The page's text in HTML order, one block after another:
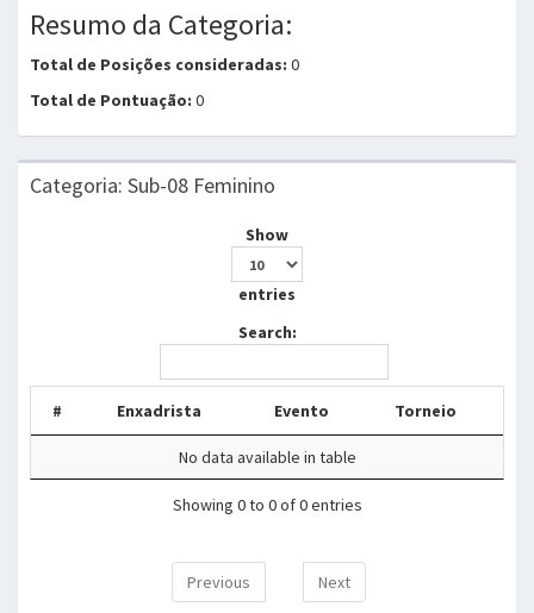
Resumo da Categoria:
Total de Posições consideradas: 0
Total de Pontuação: 0
Categoria: Sub-08 Feminino
Show
entries
Search:
# Enxadrista Evento Torneio
No data available in table
Showing 0 to 0 of 0 entries
Previous Next